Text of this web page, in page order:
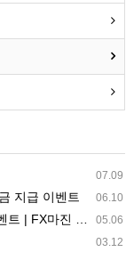
07.09
06.10
지급 이벤트
05.06
ZEROMARKETS
03.12